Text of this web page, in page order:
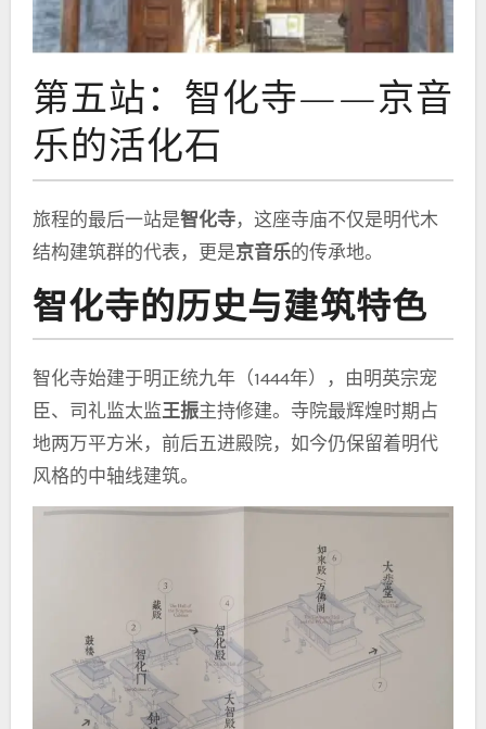
第五站：智化寺——京音
乐的活化石
旅程的最后一站是智化寺，这座寺庙不仅是明代木
结构建筑群的代表，更是京音乐的传承地。
智化寺的历史与建筑特色
智化寺始建于明正统九年（1444年），由明英宗宠
臣、司礼监太监王振主持修建。寺院最辉煌时期占
地两万平方米，前后五进殿院，如今仍保留着明代
风格的中轴线建筑。